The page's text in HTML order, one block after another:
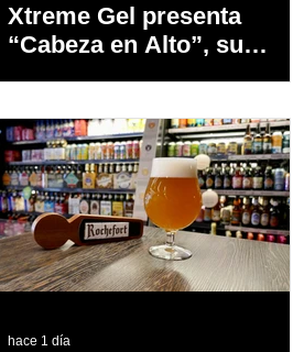
Xtreme Gel presenta
“Cabeza en Alto”, su
producido completamente
en Puerto Rico
hace 1 día